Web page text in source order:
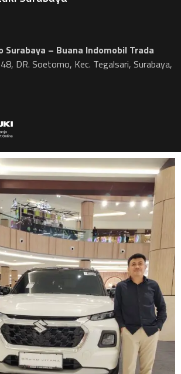
Surabaya – Buana Indomobil Trada
DR. Soetomo, Kec. Tegalsari, Surabaya,